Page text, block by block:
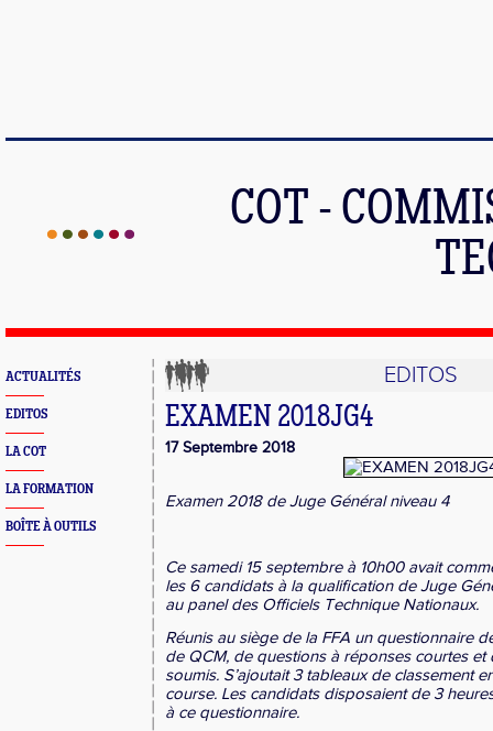
COT -
ACTUALITÉS
EDITOS
LA COT
LA FORMATION
BOÎTE À OUTILS
EDITOS
EXAMEN 2018JG4
17 Septembre 2018
Examen 2018 deJuge Général niveau 4
Ce samedi 15 septembre à 10h00 avait
les 6 candidats à la qualification de Juge
au panel des Officiels Technique Nationaux.
Réunis au siège de la FFA un questionnaire
de QCM, de questions à réponses courtes et
soumis. S’ajoutait 3 tableaux de classement
course. Les candidats disposaient de 3
à ce questionnaire.